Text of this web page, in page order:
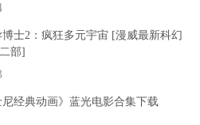
：疯狂多元宇宙 [漫威最新科幻
部]
尼经典动画》蓝光电影合集下载